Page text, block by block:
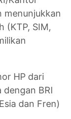
menunjukkan
(KTP, SIM,
HP dari
BRI
dan Fren)